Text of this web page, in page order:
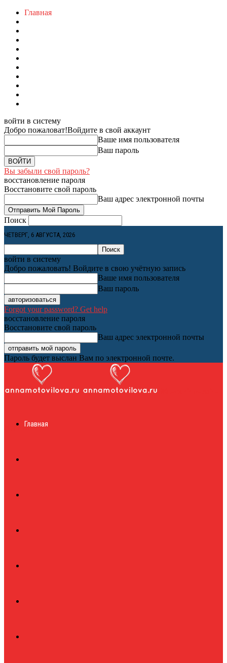
Главная
войти в систему
Добро пожаловат!Войдите в свой аккаунт
Ваше имя пользователя
Ваш пароль
Вы забыли свой пароль?
восстановление пароля
Восстановите свой пароль
Ваш адрес электронной почты
Поиск
ЧЕТВЕРГ, 6 АВГУСТА, 2026
войти в систему
Добро пожаловать! Войдите в свою учётную запись
Ваше имя пользователя
Ваш пароль
Forgot your password? Get help
восстановление пароля
Восстановите свой пароль
Ваш адрес электронной почты
Пароль будет выслан Вам по электронной почте.
журналГлавная